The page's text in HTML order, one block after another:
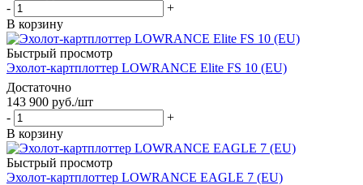
-
+
В корзину
Быстрый просмотр
Эхолот-картплоттер LOWRANCE Elite FS 10 (EU)
Достаточно
143 900 руб./шт
-
+
В корзину
Быстрый просмотр
Эхолот-картплоттер LOWRANCE EAGLE 7 (EU)